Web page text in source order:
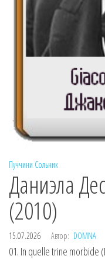
Пуччини Сольник
Даниэла
(2010)
15.07.2026 Автор: DOMNA
01. In quelle trine morbide